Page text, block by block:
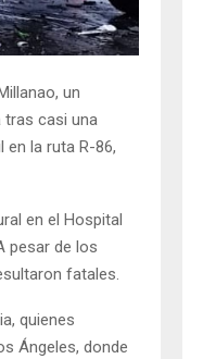
un
tras casi una
en la ruta R-86,
en el Hospital
pesar de los
fatales.
quienes
Ángeles, donde